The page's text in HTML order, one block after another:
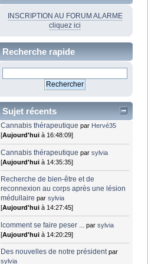
INSCRIPTION AU FORUM ALARME
cliquez ici
Recherche rapide
Sujet récents
Cannabis thérapeutique par Hervé35
[Aujourd'hui à 16:48:09]
Cannabis thérapeutique parsylvia
[Aujourd'hui à 14:35:35]
Recherche de bien-être et de
reconnexion au corps après une lésion
médullaire parsylvia
[Aujourd'hui à 14:27:45]
lcomment se faire peser ... parsylvia
[Aujourd'hui à 14:20:29]
Des nouvelles de notre président par
sylvia